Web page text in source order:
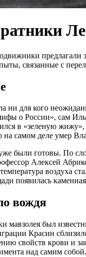
предлагали
связанные с
ни для кого
о России», сам
в «зеленую
на самом деле умер
были готовы. По
Алексей
воздуха
появилась
вождя
мавзолея был
Красин
свойств крови и
над самим собой.